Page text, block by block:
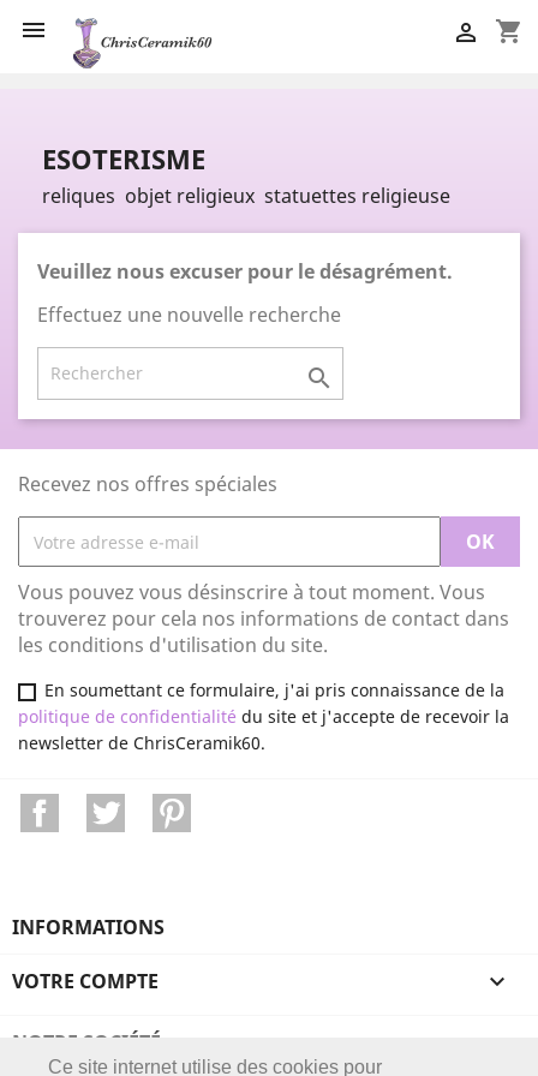
 shopping_cart

ESOTERISME
reliques objet religieux statuettes religieuse
Veuillez nous excuser pour le désagrément.
Effectuez une nouvelle recherche

Recevez nos offres spéciales
Vous pouvez vous désinscrire à tout moment. Vous
trouverez pour cela nos informations de contact dans
les conditions d'utilisation du site.
En soumettant ce formulaire, j'ai pris connaissance de la
politique de confidentialité du site et j'accepte de recevoir la
newsletter de ChrisCeramik60.
FacebookTwitter
INFORMATIONS
VOTRE COMPTE 
NOTRE SOCIÉTÉ
Ce site internet utilise des cookies pour